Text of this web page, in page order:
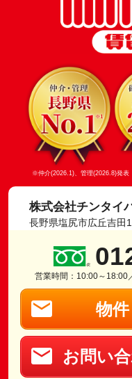
※仲介(2026.1)、管理(2026.8)発表
株式会社チンタイ
長野県塩尻市広丘吉田
営業時間：10:00～18:00
物
お問い